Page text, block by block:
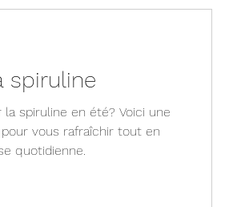
spiruline
spiruline en été? Voici une
vous rafraîchir tout en
quotidienne.